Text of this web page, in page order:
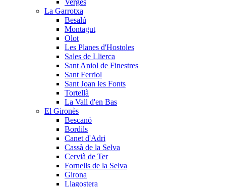
Verges
La Garrotxa
Besalú
Montagut
Olot
Les Planes d'Hostoles
Sales de Llierca
Sant Aniol de Finestres
Sant Ferriol
Sant Joan les Fonts
Tortellà
La Vall d'en Bas
El Gironès
Bescanó
Bordils
Canet d'Adri
Cassà de la Selva
Cervià de Ter
Fornells de la Selva
Girona
Llagostera